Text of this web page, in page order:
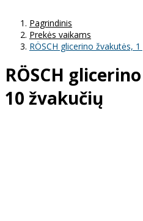
Pagrindinis
Prekės vaikams
RÖSCH glicerino žvakutės,
RÖSCH
10 žvakučių